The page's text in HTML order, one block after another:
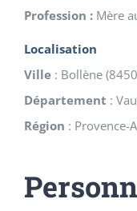
Profession : Mère
Localisation
Ville : Bollène (
Département :
Région : Provence-